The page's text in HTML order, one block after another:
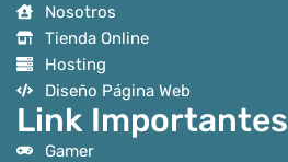
Nosotros
Tienda Online
Hosting
Diseño Página Web
Link Importantes
Gamer